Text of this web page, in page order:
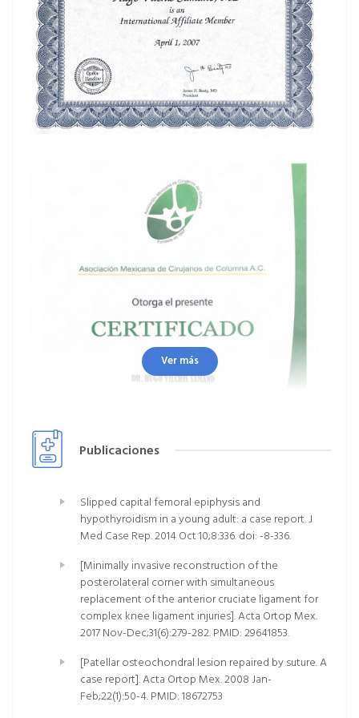
desarrollo e implementación del Programa de
Cirugía Endoscópica de Columna de la UMAE
Hospital de Traumatología y Ortopedia Lomas
Verdes
, incorporando esta tecnología al Fellowship de
Cirugía de Columna con el objetivo de garantizar una
adopción estructurada, segura y sostenible dentro de
un hospital de alta especialidad.
, ya que
permite, en pacientes adecuadamente seleccionados,
disminuir la agresión a los tejidos, reducir el dolor
postoperatorio, favorecer una movilización temprana,
acortar la estancia hospitalaria y acelerar la
Mi visión de la cirugía endoscópica de columna
trasciende la incorporación de una nueva técnica
quirúrgica. Mi objetivo es contribuir a su desarrollo
mediante un modelo que combine excelencia clínica,
formación de especialistas, innovación responsable y
evaluación continua de resultados, con la finalidad de
Liderazgo Institucional
Como Jefe del Módulo de Cirugía de Columna
coordino estrategias orientadas a fortalecer la calidad
asistencial, la seguridad del paciente y el desarrollo de
programas clínicos de alta especialidad. Mi
compromiso es impulsar proyectos que integren
innovación, trabajo multidisciplinario y mejora continua
para ofrecer una atención cada vez más eficiente y
Promuevo una cultura institucional basada en el trabajo
colaborativo, la formación continua del personal de
salud y la incorporación responsable de nuevas
tecnologías, con el objetivo de fortalecer la atención
Ver más
Publicaciones
Slipped capital femoral epiphysis and
hypothyroidism in a young adult: a case report. J
Med Case Rep. 2014 Oct 10;8:336. doi: -8-336.
[Minimally invasive reconstruction of the
posterolateral corner with simultaneous
replacement of the anterior cruciate ligament for
complex knee ligament injuries]. Acta Ortop Mex.
2017 Nov-Dec;31(6):279-282. PMID: 29641853.
[Patellar osteochondral lesion repaired by suture. A
case report]. Acta Ortop Mex. 2008 Jan-
Feb;22(1):50-4. PMID: 18672753